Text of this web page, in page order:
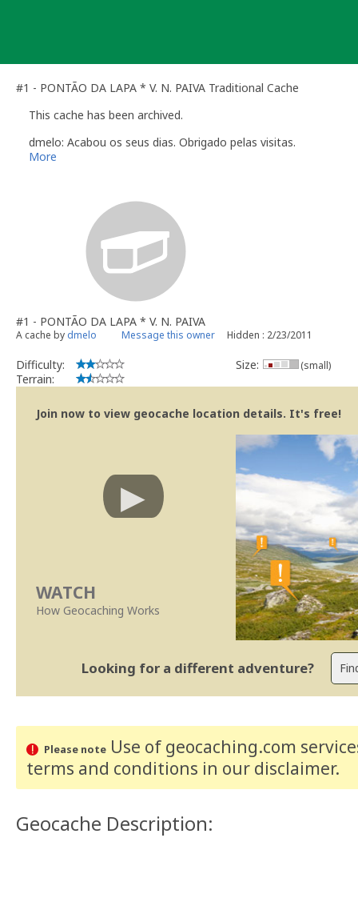
#1 - PONTÃO DA LAPA * V. N. PAIVA Traditional Cache
This cache has been archived.
dmelo: Acabou os seus dias. Obrigado pelas visitas.
More
#1 - PONTÃO DA LAPA * V. N. PAIVA
A cache by dmelo Message this owner Hidden : 2/23/2011
Difficulty:
Terrain:
Size: (small)
Join now to view geocache location details. It's free!
WATCH
How Geocaching Works
Looking for a different adventure?
Please noteUse of geocaching.com
terms and conditions in our disclaimer.
Geocache Description: